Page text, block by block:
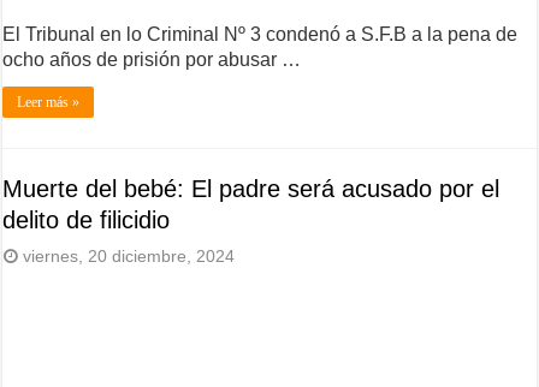
El Tribunal en lo Criminal Nº 3 condenó a S.F.B a la pena de
ocho años de prisión por abusar …
Leer más »
Muerte del bebé: El padre será acusado por el
delito de filicidio
viernes, 20 diciembre, 2024